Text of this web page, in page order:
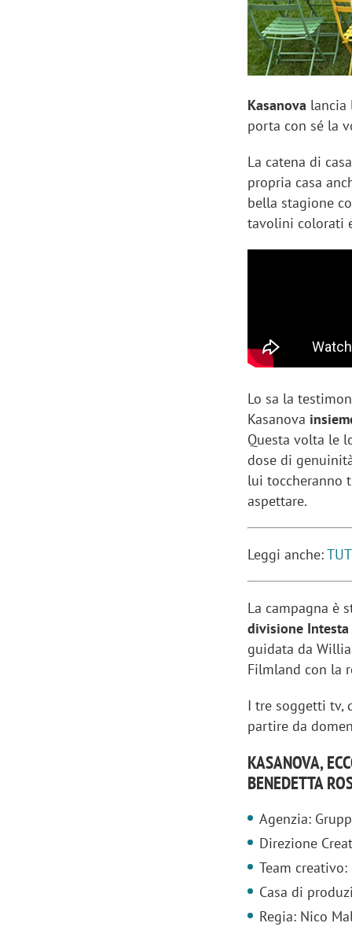
Kasanova lancia
porta con sé la
La catena di
propria casa
bella stagione
tavolini colorati
Lo sa la
Kasanova
Questa volta le
dose di
lui toccheranno
aspettare.
Leggi anche:
La campagna è
divisione Intesta
guidata da
Filmland con la
I tre soggetti tv,
partire da
KASANOVA,
BENEDETTA
Agenzia:
Direzione
Team
Casa di
Regia: Nico
crescere»